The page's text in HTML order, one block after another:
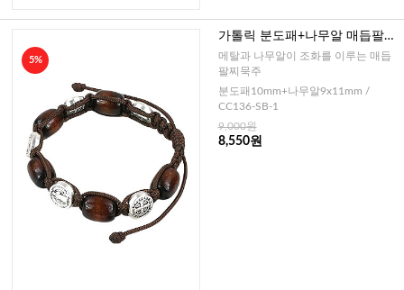
5%
가톨릭 분도패+나무알 매듭팔찌
묵주 (이태리)-소
메탈과 나무알이 조화를 이루는 매듭
팔찌묵주
분도패10mm+나무알9x11mm /
CC136-SB-1
9,000원
8,550원